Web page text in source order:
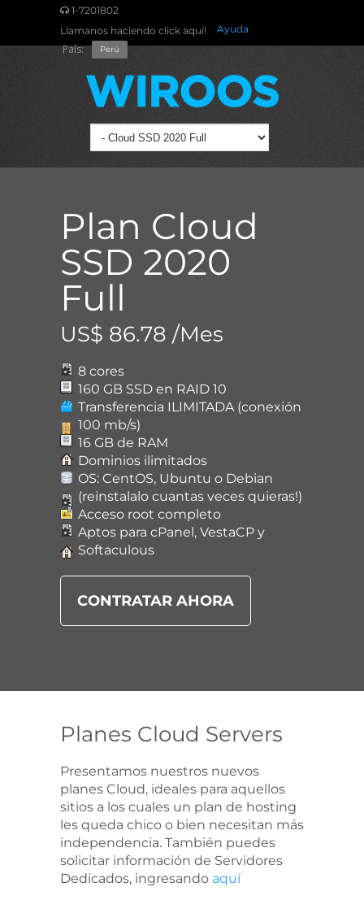
1-7201802
Llamanos haciendo click aquí!
Ayuda
País: Perú
Plan Cloud
SSD 2020
Full
US$ 86.78 /Mes
8 cores
160 GB SSD en RAID 10
Transferencia ILIMITADA (conexión
100 mb/s)
16 GB de RAM
Dominios ilimitados
OS: CentOS, Ubuntu o Debian
(reinstalalo cuantas veces quieras!)
Acceso root completo
Aptos para cPanel, VestaCP y
Softaculous
CONTRATAR AHORA
Planes Cloud Servers
Presentamos nuestros nuevos
planes Cloud, ideales para aquellos
sitios a los cuales un plan de hosting
les queda chico o bien necesitan más
independencia. También puedes
solicitar información de Servidores
Dedicados, ingresando aquí